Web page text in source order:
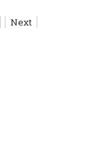
Next